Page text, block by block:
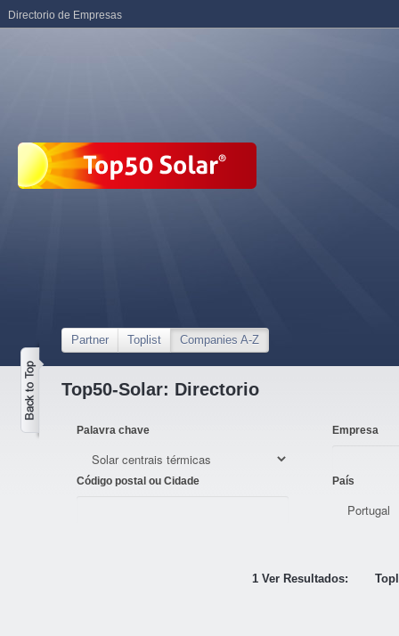
Partner Toplist Companies A-Z
Top50-Solar: Directorio
Palavra chave Empresa
Código postal ou Cidade País
1 Ver Resultados:
Directorio de Empresas